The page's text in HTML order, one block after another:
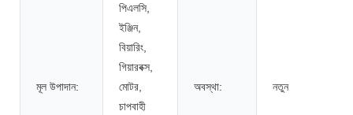
মূল উপাদান:
পিএলসি,
ইঞ্জিন,
বিয়ারিং,
গিয়ারবক্স,
মোটর,
চাপবাহী
অবস্থা: নতুন